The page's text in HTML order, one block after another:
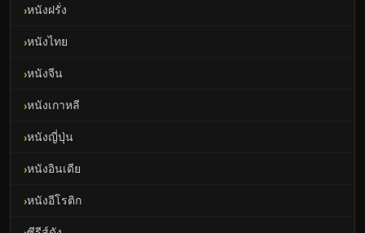
หนังฝรั่ง
หนังไทย
หนังจีน
หนังเกาหลี
หนังญี่ปุ่น
หนังอินเดีย
หนังอีโรติก